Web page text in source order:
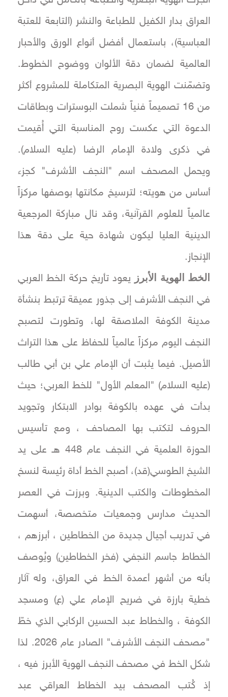
العراق بدار الكفيل للطباعة والنشر (التابعة للعتبة
العباسية)، باستعمال أفضل أنواع الورق والأحبار
العالمية لضمان دقة الألوان ووضوح الخطوط.
وتضمّنت الهوية البصرية المتكاملة للمشروع أكثر
من 16 تصميماً فنياً شملت البوسترات وبطاقات
الدعوة التي عكست روح المناسبة التي أُقيمت
في ذكرى ولادة الإمام الرضا (عليه السلام).
ويحمل المصحف اسم "النجف الأشرف" كجزء
أساس من هويته؛ لترسيخ مكانتها بوصفها مركزاً
عالمياً للعلوم القرآنية، وقد نال مباركة المرجعية
الدينية العليا ليكون شهادة حية على دقة هذا
الإنجاز.
الخط الهوية الأبرز
يعود تأريخ حركة الخط العربي
في النجف الأشرف إلى جذور عميقة ترتبط بنشأة
مدينة الكوفة الملاصقة لها، وتطورت لتصبح
النجف اليوم مركزاً عالمياً للحفاظ على هذا التراث
الأصيل. فيما يثبت أن الإمام علي بن أبي طالب
(عليه السلام) "المعلم الأول" للخط العربي؛ حيث
بدأت في عهده بالكوفة بوادر الابتكار وتجويد
الحروف لتكتب بها المصاحف ، ومع تأسيس
الحوزة العلمية في النجف عام 448 هـ على يد
الشيخ الطوسي(قد)، أصبح الخط أداة رئيسة لنسخ
المخطوطات والكتب الدينية. وبرزت في العصر
الحديث مدارس وجمعيات متخصصة، أسهمت
في تدريب أجيال جديدة من الخطاطين ، أبرزهم ،
الخطاط جاسم النجفي (فخر الخطاطين) ويُوصف
بأنه من أشهر أعمدة الخط في العراق، وله آثار
خطية بارزة في ضريح الإمام علي (ع) ومسجد
الكوفة ، والخطاط عبد الحسين الركابي الذي خطّ
"مصحف النجف الأشرف" الصادر عام 2026. لذا
شكل الخط في مصحف النجف الهوية الأبرز فيه ،
إذ كُتب المصحف بيد الخطاط العراقي عبد